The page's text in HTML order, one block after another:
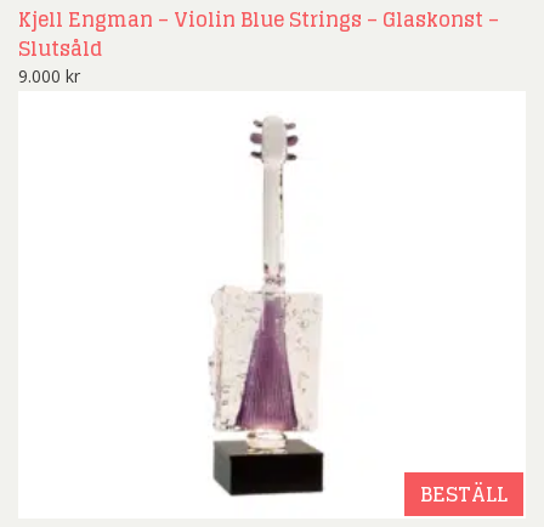
Kjell Engman – Violin Blue Strings – Glaskonst –
Slutsåld
9.000 kr
BESTÄLL